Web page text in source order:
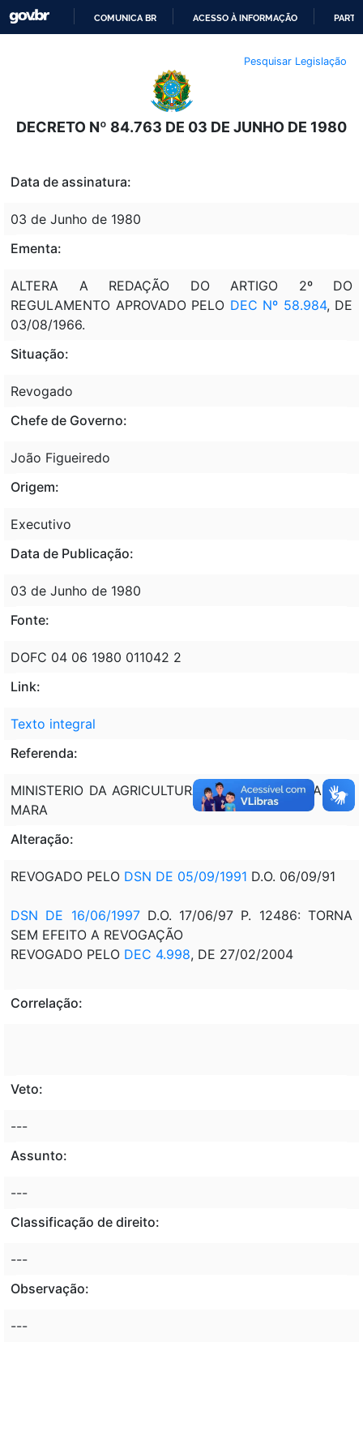
O
CONTEÚDO
COMUNICA BR ACESSO À INFORMAÇÃO
Pesquisar Legislação
DECRETO Nº 84.763 DE 03 DE JUNHO DE 1980
Data de assinatura:
03 de Junho de 1980
Ementa:
ALTERA A REDAÇÃO DO ARTIGO 2º DO
REGULAMENTO APROVADO PELO DEC Nº 58.984, DE
03/08/1966.
Situação:
Revogado
Chefe de Governo:
João Figueiredo
Origem:
Executivo
Data de Publicação:
03 de Junho de 1980
Fonte:
DOFC 04 06 1980 011042 2
Link:
Texto integral
Referenda:
MINISTERIO DA AGRICULTURA E REFORMA AGRARIA -
MARA
Alteração:
REVOGADO PELO DSN DE 05/09/1991 D.O. 06/09/91
DSN DE 16/06/1997D.O. 17/06/97 P. 12486: TORNA
SEM EFEITO A REVOGAÇÃO
REVOGADO PELO DEC 4.998, DE 27/02/2004
Correlação:
Veto:
---
Assunto:
---
Classificação de direito:
---
Observação:
---